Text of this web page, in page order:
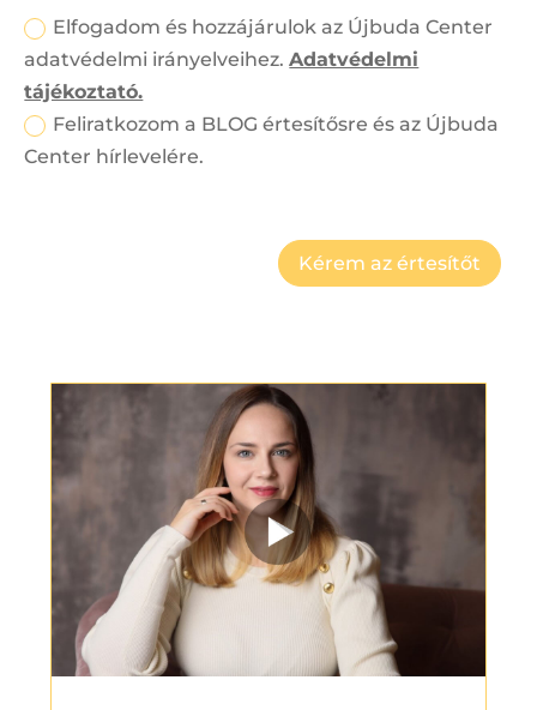
Elfogadom és hozzájárulok az Újbuda Center
adatvédelmi irányelveihez.Adatvédelmi
tájékoztató.
Feliratkozom a BLOG értesítősre és az Újbuda
Center hírlevelére.
Kérem az értesítőt